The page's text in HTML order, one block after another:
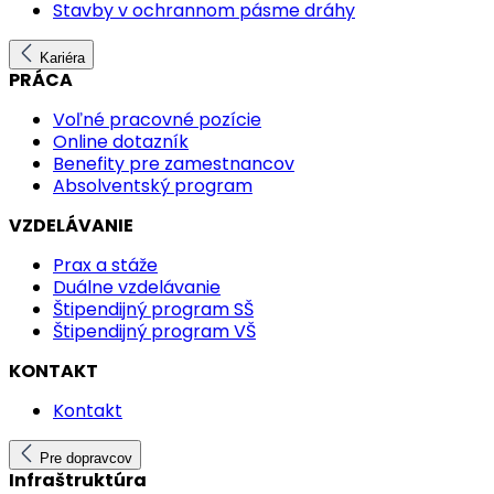
Stavby v ochrannom pásme dráhy
Kariéra
PRÁCA
Voľné pracovné pozície
Online dotazník
Benefity pre zamestnancov
Absolventský program
VZDELÁVANIE
Prax a stáže
Duálne vzdelávanie
Štipendijný program SŠ
Štipendijný program VŠ
KONTAKT
Kontakt
Pre dopravcov
Infraštruktúra